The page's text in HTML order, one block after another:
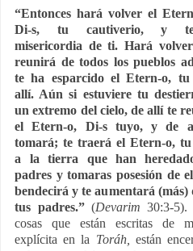
“Entonces hará volver el
Di-s, tu cautiverio, y
misericordia de ti. Hará
reunirá de todos los pueblos
te ha esparcido el Etern-o, tu
allí. Aún si estuviere tu
un extremo del cielo, de allí te
el Etern-o, Di-s tuyo, y de
tomará; te traerá el Etern-o,
a la tierra que han
padres y tomaras posesión de
bendecirá y te aumentará (más)
tus padres.”(Devarim30:3-5).
cosas que están escritas de
explícita en la Toráh,
están